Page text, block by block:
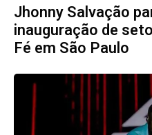
Jhonny Salvação
inauguração de
Fé em São Paulo